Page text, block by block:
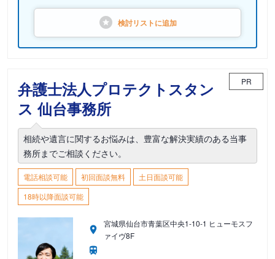
検討リストに追加
弁護士法人プロテクトスタン
ス 仙台事務所
PR
相続や遺言に関するお悩みは、豊富な解決実績のある当事
務所までご相談ください。
電話相談可能 初回面談無料
土日面談可能
18時以降面談可能
宮城県仙台市青葉区中央1-10-1 ヒューモスフ
ァイヴ8F